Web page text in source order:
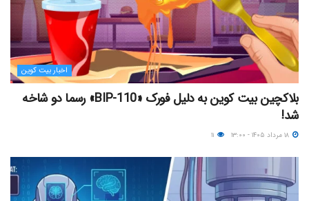
اخبار بیت کوین
بلاکچین بیت کوین به دلیل فورک «BIP-110» رسما دو شاخه
شد!